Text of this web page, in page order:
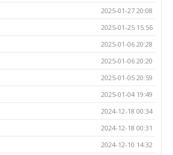
2025-01-27 20:08
2025-01-25 15:56
2025-01-06 20:28
2025-01-06 20:20
2025-01-05 20:59
2025-01-04 19:49
2024-12-18 00:34
2024-12-18 00:31
2024-12-10 14:32